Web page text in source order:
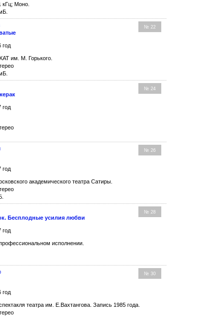
кГц; Моно.
№ 22
год
им. М. Горького.
№ 24
год
№ 26
год
академического театра Сатиры.
№ 28
Бесплодные усилия любви
год
исполнении.
№ 30
год
театра им. Е.Вахтангова. Запись 1985 года.